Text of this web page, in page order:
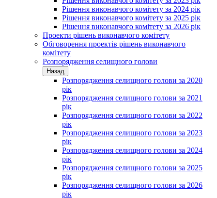
Рішення виконавчого комітету за 2024 рік
Рішення виконавчого комітету за 2025 рік
Рішення виконавчого комітету за 2026 рік
Проекти рішень виконавчого комітету
Обговорення проектів рішень виконавчого
комітету
Розпорядження селищного голови
Назад
Розпорядження селищного голови за 2020
рік
Розпорядження селищного голови за 2021
рік
Розпорядження селищного голови за 2022
рік
Розпорядження селищного голови за 2023
рік
Розпорядження селищного голови за 2024
рік
Розпорядження селищного голови за 2025
рік
Розпорядження селищного голови за 2026
рік